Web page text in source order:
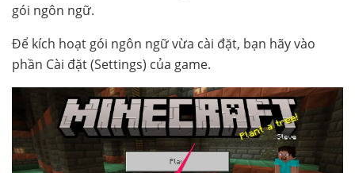
gói ngôn ngữ.
Để kích hoạt gói ngôn ngữ vừa cài đặt, bạn hãy vào
phần Cài đặt (Settings) của game.